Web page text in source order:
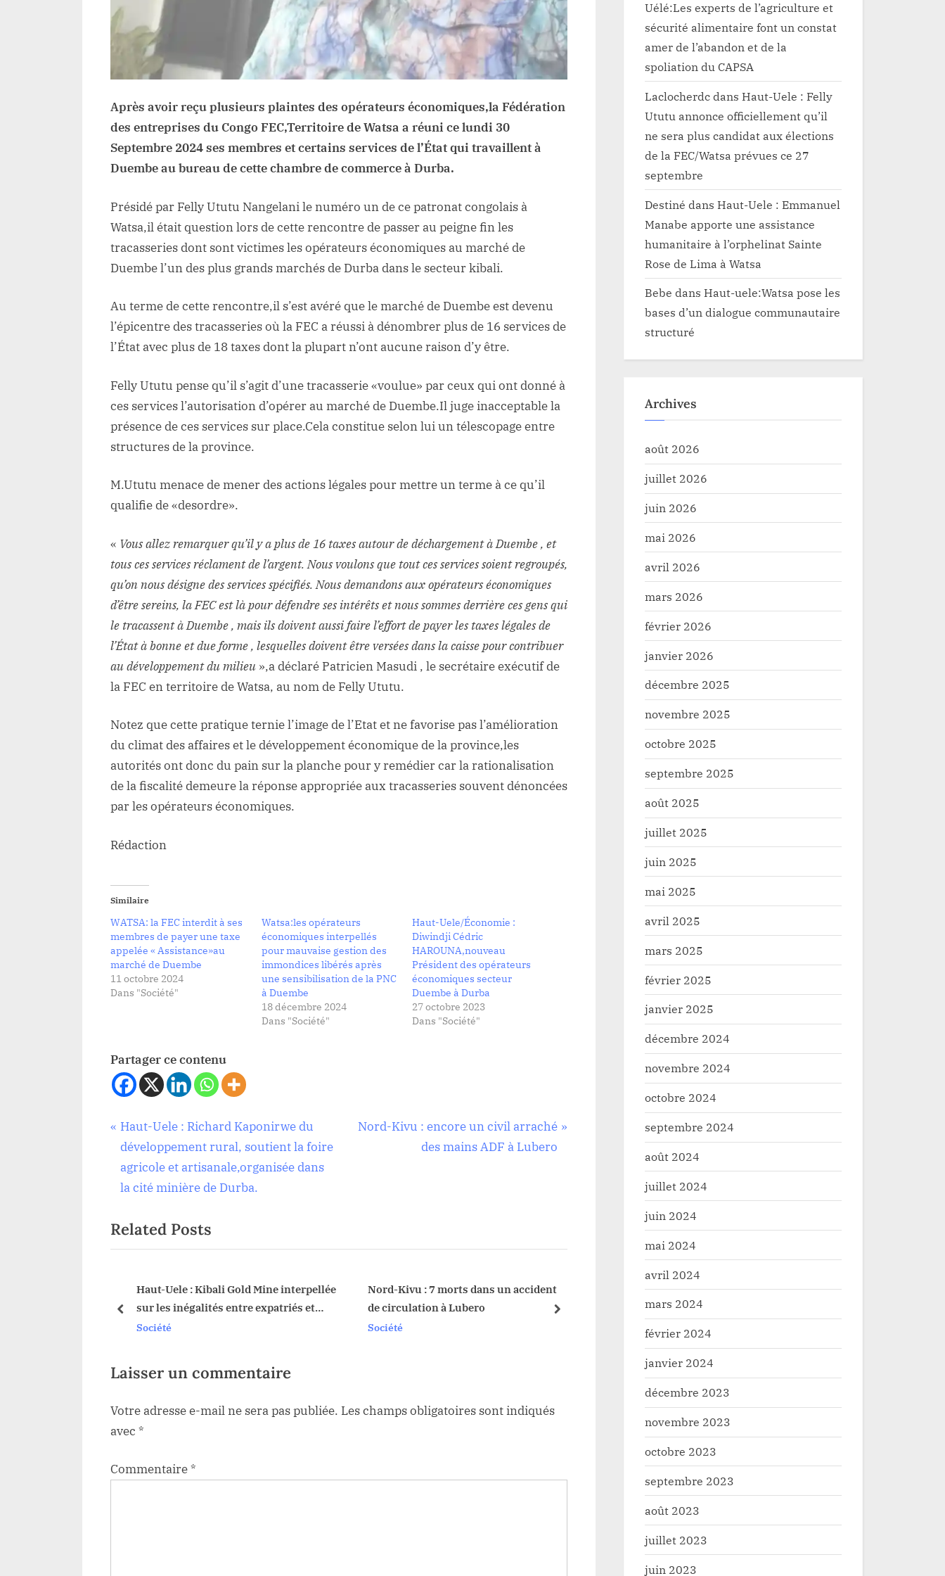
Après avoir reçu plusieurs plaintes des opérateurs économiques,la Fédération
des entreprises du Congo FEC,Territoire de Watsa a réuni ce lundi 30
Septembre 2024 ses membres et certains services de l’État qui travaillent à
Duembe au bureau de cette chambre de commerce à Durba.
Présidé par Felly Ututu Nangelani le numéro un de ce patronat congolais à
Watsa,il était question lors de cette rencontre de passer au peigne fin les
tracasseries dont sont victimes les opérateurs économiques au marché de
Duembe l’un des plus grands marchés de Durba dans le secteur kibali.
Au terme de cette rencontre,il s’est avéré que le marché de Duembe est devenu
l’épicentre des tracasseries où la FEC a réussi à dénombrer plus de 16 services de
l’État avec plus de 18 taxes dont la plupart n’ont aucune raison d’y être.
Felly Ututu pense qu’il s’agit d’une tracasserie «voulue» par ceux qui ont donné à
ces services l’autorisation d’opérer au marché de Duembe.Il juge inacceptable la
présence de ces services sur place.Cela constitue selon lui un télescopage entre
structures de la province.
M.Ututu menace de mener des actions légales pour mettre un terme à ce qu’il
qualifie de «desordre».
« Vous allez remarquer qu’il y a plus de 16 taxes autour de déchargement à Duembe , et
tous ces services réclament de l’argent. Nous voulons que tout ces services soient regroupés,
qu’on nous désigne des services spécifiés. Nous demandons aux opérateurs économiques
d’être sereins, la FEC est là pour défendre ses intérêts et nous sommes derrière ces gens qui
le tracassent à Duembe , mais ils doivent aussi faire l’effort de payer les taxes légales de
l’État à bonne et due forme , lesquelles doivent être versées dans la caisse pour contribuer
au développement du milieu »,a déclaré Patricien Masudi , le secrétaire exécutif de
la FEC en territoire de Watsa, au nom de Felly Ututu.
Notez que cette pratique ternie l’image de l’Etat et ne favorise pas l’amélioration
du climat des affaires et le développement économique de la province,les
autorités ont donc du pain sur la planche pour y remédier car la rationalisation
de la fiscalité demeure la réponse appropriée aux tracasseries souvent dénoncées
par les opérateurs économiques.
Rédaction
Similaire
WATSA: la FEC interdit à ses
membres de payer une taxe
appelée « Assistance»au
marché de Duembe
11 octobre 2024
Dans "Société"
Watsa:les opérateurs
économiques interpellés
pour mauvaise gestion des
immondices libérés après
une sensibilisation de la PNC
à Duembe
18 décembre 2024
Dans "Société"
Haut-Uele/Économie :
Diwindji Cédric
HAROUNA,nouveau
Président des opérateurs
économiques secteur
Duembe à Durba
27 octobre 2023
Dans "Société"
Partager ce contenu
Société
Navigation
de
l’article
P
r
e
v
o
u
o
:
Haut-Uele : Richard Kaponirwe du
développement rural, soutient la foire
agricole et artisanale,organisée dans
la cité minière de Durba.
N
s
Nord-Kivu : encore un civil arraché
des mains ADF à Lubero
Related Posts
Haut-Uele : Kibali Gold Mine interpellée
sur les inégalités entre expatriés et
autochtones
Société
Nord-Kivu : 7 morts dans un accident
de circulation à Lubero
Société
Haut-Uele/Watsa : la société civile
forces vives exigent une enquête
prev next
Laisser un commentaire
Votre adresse e-mail ne sera pas publiée. Les champs obligatoires sont indiqués
avec *
Commentaire*
Uélé:Les experts de l’agriculture et
sécurité alimentaire font un constat
amer de l’abandon et de la
spoliation du CAPSA
Laclocherdcdans Haut-Uele : Felly
Ututu annonce officiellement qu’il
ne sera plus candidat aux élections
de la FEC/Watsa prévues ce 27
septembre
Destiné dans Haut-Uele : Emmanuel
Manabe apporte une assistance
humanitaire à l’orphelinat Sainte
Rose de Lima à Watsa
Bebe dans Haut-uele:Watsa pose les
bases d’un dialogue communautaire
structuré
Archives
août 2026
juillet 2026
juin 2026
mai 2026
avril 2026
mars 2026
février 2026
janvier 2026
décembre 2025
novembre 2025
octobre 2025
septembre 2025
août 2025
juillet 2025
juin 2025
mai 2025
avril 2025
mars 2025
février 2025
janvier 2025
décembre 2024
novembre 2024
octobre 2024
septembre 2024
août 2024
juillet 2024
juin 2024
mai 2024
avril 2024
mars 2024
février 2024
janvier 2024
décembre 2023
novembre 2023
octobre 2023
septembre 2023
août 2023
juillet 2023
juin 2023